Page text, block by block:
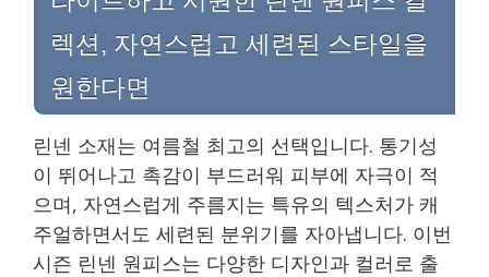
렉션, 자연스럽고 세련된 스타일을
원한다면
린넨 소재는 여름철 최고의 선택입니다. 통기성
이 뛰어나고 촉감이 부드러워 피부에 자극이 적
으며, 자연스럽게 주름지는 특유의 텍스처가 캐
주얼하면서도 세련된 분위기를 자아냅니다. 이번
시즌 린넨 원피스는 다양한 디자인과 컬러로 출